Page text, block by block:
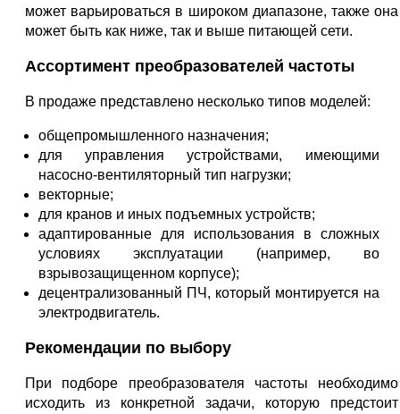
может варьироваться в широком диапазоне, также она
может быть как ниже, так и выше питающей сети.
Ассортимент преобразователей частоты
В продаже представлено несколько типов моделей:
общепромышленного назначения;
для управления устройствами, имеющими
насосно-вентиляторный тип нагрузки;
векторные;
для кранов и иных подъемных устройств;
адаптированные для использования в сложных
условиях эксплуатации (например, во
взрывозащищенном корпусе);
децентрализованный ПЧ, который монтируется на
электродвигатель.
Рекомендации по выбору
При подборе преобразователя частоты необходимо
исходить из конкретной задачи, которую предстоит